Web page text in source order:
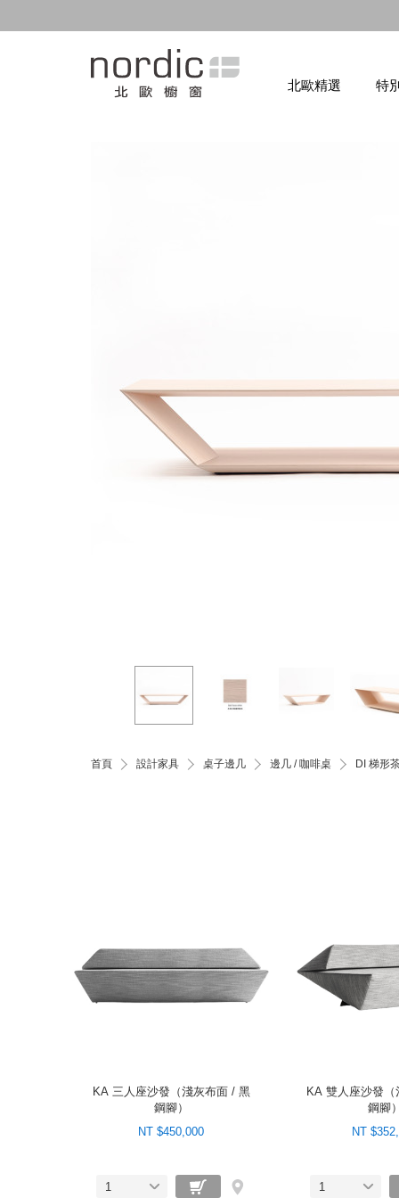
北歐精選 特
首頁 設計家具 桌子邊几 邊几 / 咖啡桌 DI 梯形
KA 三人座沙發（淺灰布面 / 黑
鋼腳）
NT $450,000
1
KA 雙人座沙發
鋼腳
NT
1